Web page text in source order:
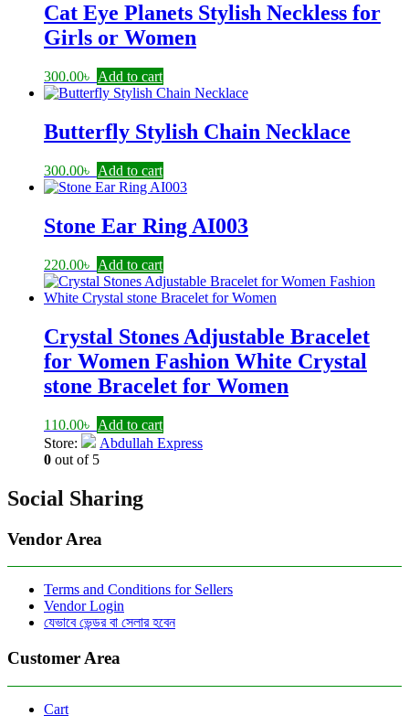
Cat Eye Planets Stylish Neckless for
Girls or Women
300.00৳ Add to cart
Butterfly Stylish Chain Necklace
300.00৳ Add to cart
Stone Ear Ring AI003
220.00৳ Add to cart
Crystal Stones Adjustable Bracelet
for Women Fashion White Crystal
stone Bracelet for Women
110.00৳ Add to cart
Store:
Abdullah Express
0 out of 5
Social Sharing
Vendor Area
Terms and Conditions for Sellers
Vendor Login
যেভাবে ভেন্ডর বা সেলার হবেন
Customer Area
Cart